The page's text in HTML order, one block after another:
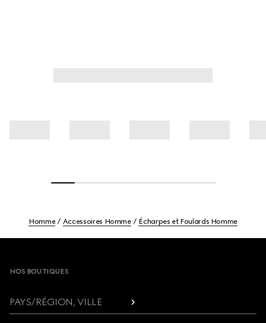
Homme Accessoires Homme Écharpes et Foulards Homme
NOS BOUTIQUES
PAYS/RÉGION, VILLE